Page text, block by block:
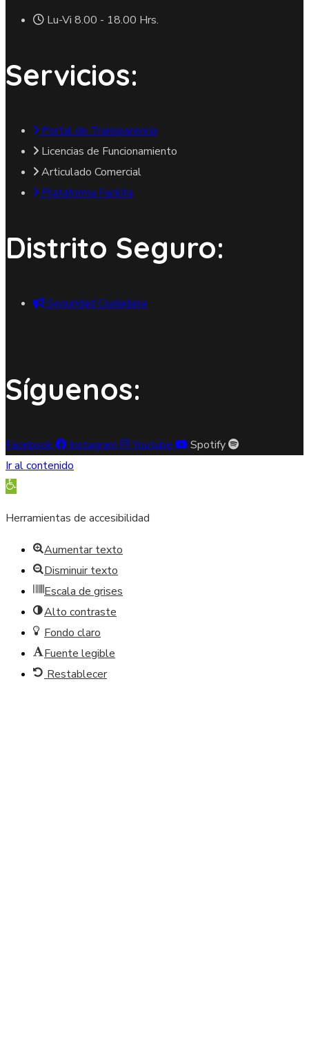
Lu-Vi 8.00 - 18.00 Hrs.
Servicios:
Portal de Transparencia
Licencias de Funcionamiento
Articulado Comercial
Plataforma Facilita
Distrito Seguro:
Seguridad Ciudadana
Síguenos:
Facebook Instagram Youtube
Spotify
Ir al contenido
Abrir barra de herramientas
Herramientas de accesibilidad
Aumentar texto
Disminuir texto
Escala de grises
Alto contraste
Fondo claro
Fuente legible
Restablecer